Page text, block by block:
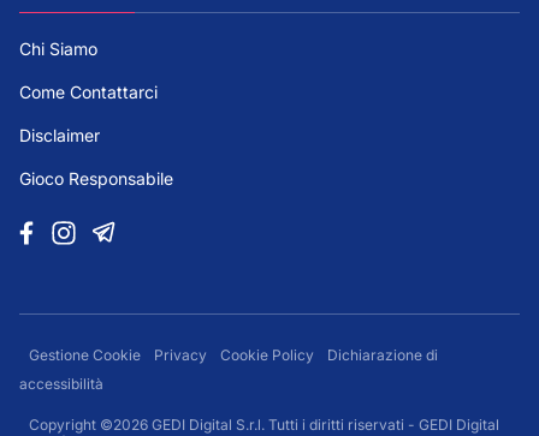
Chi Siamo
Come Contattarci
Disclaimer
Gioco Responsabile
Gestione Cookie Privacy Cookie Policy
Dichiarazione di
accessibilità
Copyright ©2026 GEDI Digital S.r.l. Tutti i diritti riservati - GEDI Digital